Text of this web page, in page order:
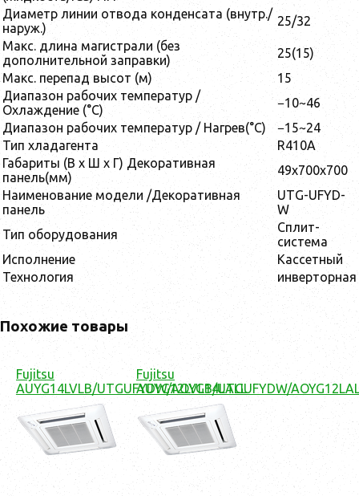
Диаметр линии отвода конденсата (внутр./
наруж.)
25/32
Макс. длина магистрали (без
дополнительной заправки)
25(15)
Макс. перепад высот (м)
15
Диапазон рабочих температур /
Охлаждение (°C)
−10~46
Диапазон рабочих температур / Нагрев(°C)
−15~24
Тип хладагента
R410A
Габариты (В x Ш x Г) Декоративная
панель(мм)
49x700x700
Наименование модели /Декоративная
панель
UTG-UFYD-
W
Тип оборудования
Сплит-
система
Исполнение
Кассетный
Технология
инверторная
Похожие товары
Fujitsu
AUYG14LVLB/UTGUFYDW/AOYG14LALL
Fujitsu
AUYG12LVLB/UTGUFYDW/